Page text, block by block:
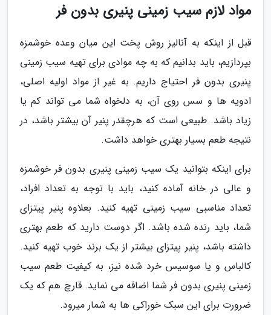
مواد لازم سیب زمینی پنیری بدون فر
قبل از اینکه به آنالیز روش پخت این میان وعده خوشمزه
بپردازیم، باید بدانیم که به چه موادی برای تهیه سیب زمینی
پنیری بدون فر احتیاج داریم. به غیر از مواد اولیه اصلی،
ادویه ها و سس روی آن، به دلخواه شما می تواند کم یا
زیاد باشد. طبیعی است که هرچقدر پنیر آن بیشتر باشد، در
نتیجه طعم بسیار بهتری خواهد داشت.
برای اینکه بتوانید یک سیب زمینی پنیری بدون فر خوشمزه
و عالی در خانه آماده کنید، باید با توجه به تعداد افراد،
تعداد مناسبی سیب زمینی تهیه کنید. بعلاوه پنیر پیتزای
شما، باید رنده شده باشد. اگر دوست دارید که طعم بهتری
داشته باشد، پنیر پیتزای بیشتر از یک برند خوب تهیه کنید.
کالباس و یا سوسیس خرد شده نیز، به کیفیت طعم سیب
زمینی پنیری بدون فر شما اضافه می نماید. قارچ هم که یک
ضرورت برای این سبک خوراکی ها به شمار میرود.